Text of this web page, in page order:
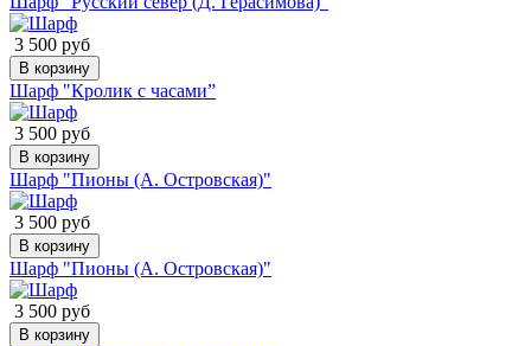
3 500 руб
В корзину
Шарф "Кролик с часами”
3 500 руб
В корзину
Шарф "Пионы (А. Островская)"
3 500 руб
В корзину
Шарф "Пионы (А. Островская)"
3 500 руб
В корзину